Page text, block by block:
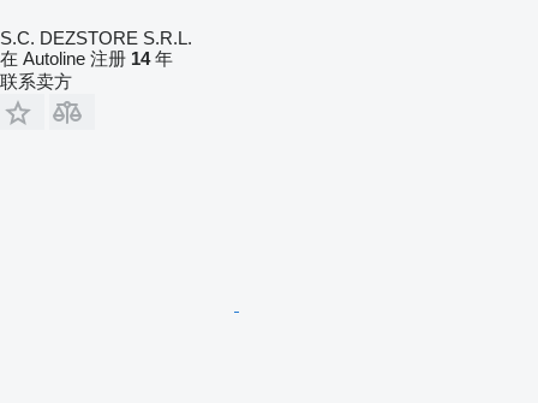
S.C. DEZSTORE S.R.L.
在 Autoline 注册 14年
联系卖方